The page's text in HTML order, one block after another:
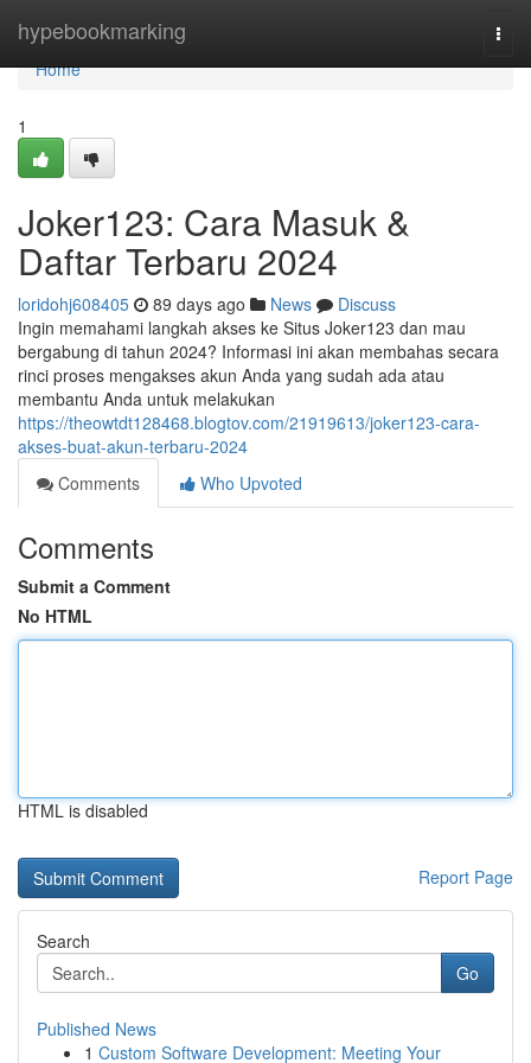
hypebookmarking
Home
Home
1
Joker123: Cara Masuk &
Daftar Terbaru 2024
loridohj608405 89 days ago News
Discuss
Ingin memahami langkah akses ke Situs Joker123 dan mau
bergabung di tahun 2024? Informasi ini akan membahas secara
rinci proses mengakses akun Anda yang sudah ada atau
membantu Anda untuk melakukan
https://theowtdt128468.blogtov.com/21919613/joker123-cara-
akses-buat-akun-terbaru-2024
Comments
Who Upvoted
Comments
Submit a Comment
No HTML
HTML is disabled
Report Page
Search
Go
Published News
1 Custom Software Development: Meeting Your